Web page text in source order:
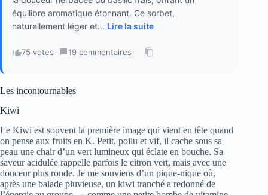
équilibre aromatique étonnant. Ce sorbet,
naturellement léger et... Lire la suite
75 votes · 19 commentaires ·
Les incontournables
Kiwi
Le Kiwi est souvent la première image qui vient en tête quand
on pense aux fruits en K. Petit, poilu et vif, il cache sous sa
peau une chair d’un vert lumineux qui éclate en bouche. Sa
saveur acidulée rappelle parfois le citron vert, mais avec une
douceur plus ronde. Je me souviens d’un pique-nique où,
après une balade pluvieuse, un kiwi tranché a redonné de